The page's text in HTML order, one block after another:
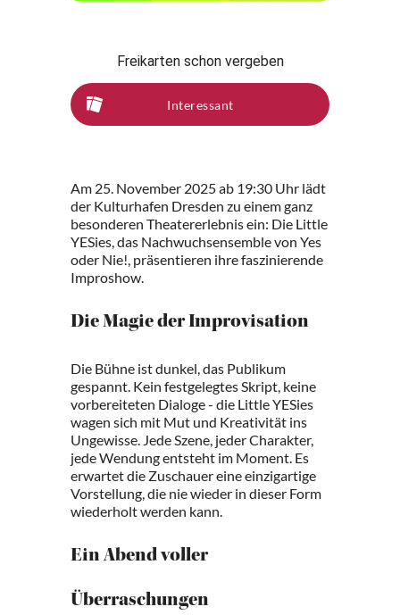
Freikarten schon vergeben
Interessant
Am 25. November 2025 ab 19:30 Uhr lädt
der Kulturhafen Dresden zu einem ganz
besonderen Theatererlebnis ein: Die Little
YESies, das Nachwuchsensemble von Yes
oder Nie!, präsentieren ihre faszinierende
Improshow.
Die Magie der Improvisation
Die Bühne ist dunkel, das Publikum
gespannt. Kein festgelegtes Skript, keine
vorbereiteten Dialoge - die Little YESies
wagen sich mit Mut und Kreativität ins
Ungewisse. Jede Szene, jeder Charakter,
jede Wendung entsteht im Moment. Es
erwartet die Zuschauer eine einzigartige
Vorstellung, die nie wieder in dieser Form
wiederholt werden kann.
Ein Abend voller
Überraschungen